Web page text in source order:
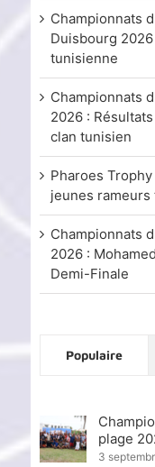
Championnats
Duisbourg
tunisienne
Championnats
2026 :
clan tunisien
Pharoes
jeunes rameurs
Championnats
2026 :
Demi-Finale
Populaire
plage
3